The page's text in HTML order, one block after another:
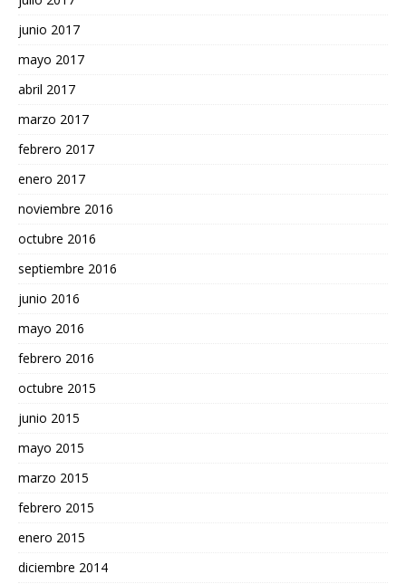
junio 2017
mayo 2017
abril 2017
marzo 2017
febrero 2017
enero 2017
noviembre 2016
octubre 2016
septiembre 2016
junio 2016
mayo 2016
febrero 2016
octubre 2015
junio 2015
mayo 2015
marzo 2015
febrero 2015
enero 2015
diciembre 2014